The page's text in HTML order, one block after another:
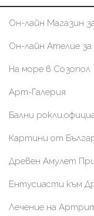
Он-лайн Магазин
Он-лайн Ателие
На море в Созопол
Арт-Галерия
Бални
Картини от
Древен Амулет
Ентусиасти към
Лечение на